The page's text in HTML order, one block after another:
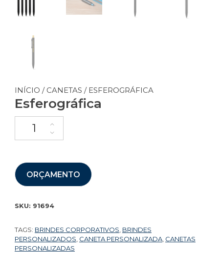
INÍCIO / CANETAS / ESFEROGRÁFICA
Esferográfica
ORÇAMENTO
SKU: 91694
TAGS: BRINDES CORPORATIVOS BRINDES
PERSONALIZADOS CANETA PERSONALIZADA CANETAS
PERSONALIZADAS